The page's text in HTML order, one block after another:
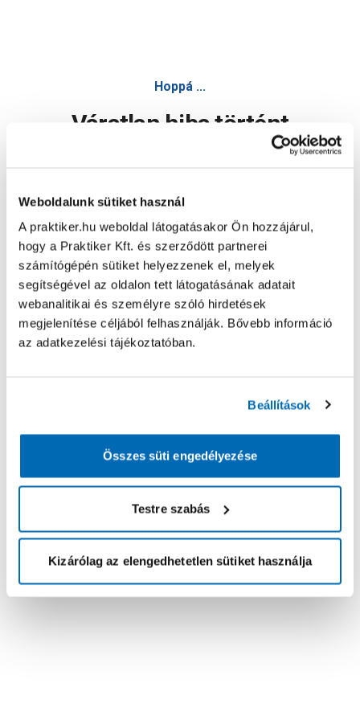
Weboldalunk sütiket használ
A praktiker.hu weboldal látogatásakor Ön hozzájárul,
hogy a Praktiker Kft. és szerződött partnerei
számítógépén sütiket helyezzenek el, melyek
segítségével az oldalon tett látogatásának adatait
webanalitikai és személyre szóló hirdetések
megjelenítése céljából felhasználják. Bővebb információ
az adatkezelési tájékoztatóban.
Beállítások
Összes süti engedélyezése
Testre szabás
Kizárólag az elengedhetetlen sütiket használja
Hoppá ...
Váratlan hiba történt
Oldal újratöltése